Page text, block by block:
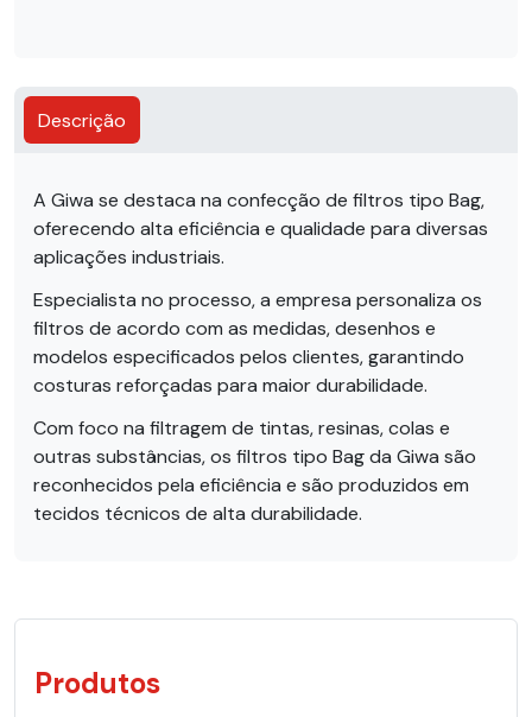
Descrição
A Giwa se destaca na confecção de filtros tipo Bag,
oferecendo alta eficiência e qualidade para diversas
aplicações industriais.
Especialista no processo, a empresa personaliza os
filtros de acordo com as medidas, desenhos e
modelos especificados pelos clientes, garantindo
costuras reforçadas para maior durabilidade.
Com foco na filtragem de tintas, resinas, colas e
outras substâncias, os filtros tipo Bag da Giwa são
reconhecidos pela eficiência e são produzidos em
tecidos técnicos de alta durabilidade.
Produtos